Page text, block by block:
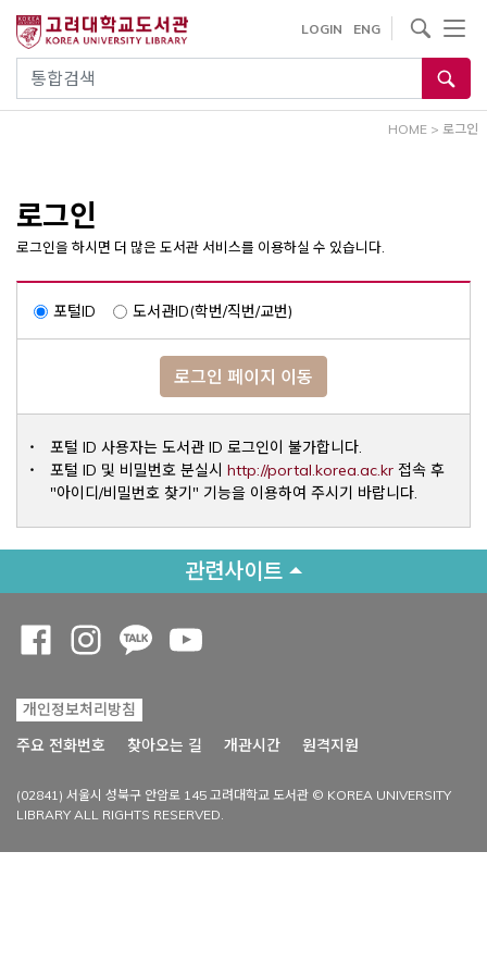
건
통합검색
LOGIN ENG
사이트내 검색
HOME > 로그인
로그인
로그인을 하시면 더 많은 도서관 서비스를 이용하실 수 있습니다.
포털ID 도서관ID(학번/직번/교번)
로그인 페이지 이동
포털 ID 사용자는 도서관 ID 로그인이 불가합니다.
포털 ID 및 비밀번호 분실시 http://portal.korea.ac.krOpens a
접속 후
"아이디/비밀번호 찾기" 기능을 이용하여 주시기 바랍니다.
관련사이트
개인정보처리방침
주요 전화번호
찾아오는 길 개관시간 원격지원
(02841) 서울시 성북구 안암로 145 고려대학교 도서관 © KOREA UNIVERSITY
LIBRARY ALL RIGHTS RESERVED.
Opens a new window
Opens a new window
Opens a new window